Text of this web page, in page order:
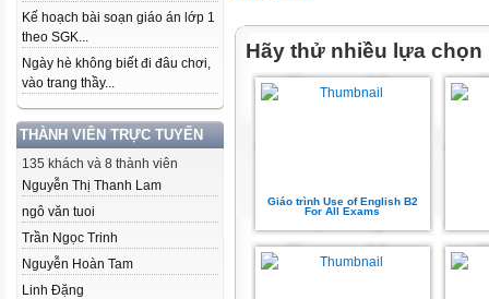
Kế hoạch bài soạn giáo án lớp 1
theo SGK...
Ngày hè không biết đi đâu chơi,
vào trang thầy...
THÀNH VIÊN TRỰC TUYẾN
135 khách và 8 thành viên
Nguyễn Thị Thanh Lam
ngô văn tuoi
Trần Ngọc Trinh
Nguyễn Hoàn Tam
Linh Đặng
Hãy thử nhiều lựa chọn
Giáo trình Use of English B2
For All Exams